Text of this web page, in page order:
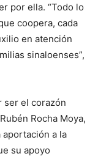
por ella. “Todo lo
coopera, cada
en atención
sinaloenses”,
ser el corazón
Rocha Moya,
a la
su apoyo